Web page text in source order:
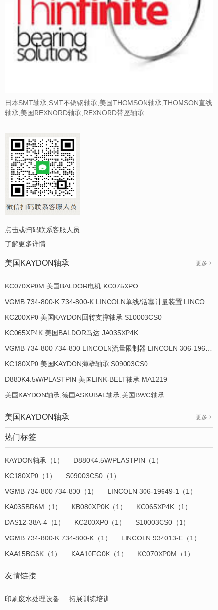
日本SMT轴承,SMT不锈钢轴承;美国THOMSON轴承,THOMSON直线
轴承;美国REXNORD轴承,REXNORD带座轴承
点击或扫码联系客服人员
了解更多详情
美国KAYDON轴承 更多
KC070XP0M 美国BALDOR电机 KC075XPO
KC200XP0 美国KAYDON回转支撑轴承 S10003CS0
KC065XP4K 美国BALDOR马达 JA035XP4K
KC180XP0 美国KAYDON薄壁轴承 S09003CS0
D880K4.5W/PLASTPIN 美国LINK-BELT轴承 MA1219
美国KAYDON轴承,德国ASKUBAL轴承,美国BWC轴承
美国KAYDON轴承 更多
热门标签
KAYDON轴承（1）
D880K4.5W/PLASTPIN（1）
KC180XP0（1）
S09003CS0（1）
VGMB 734-800 734-800（1）
LINCOLN 306-19649-1（1）
KA035BR6M（1）
KB080XP0K（1）
KC065XP4K（1）
DAS12-38A-4（1）
KC200XP0（1）
S10003CS0（1）
VGMB 734-800-K 734-800-K（1）
LINCOLN 934013-E（1）
KAA15BG6K（1）
KAA10FG0K（1） KC070XP0M（1）
友情链接
印刷废水处理设备 拓展训练培训